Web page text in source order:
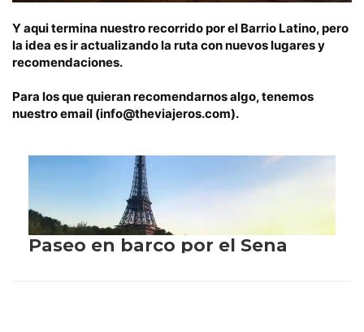
Y aqui termina nuestrorecorrido por el Barrio Latino, pero
la idea esir actualizando la ruta con nuevos lugares y
recomendaciones.
Para los que quieran recomendarnos algo, tenemos
nuestro email (info@theviajeros.com).